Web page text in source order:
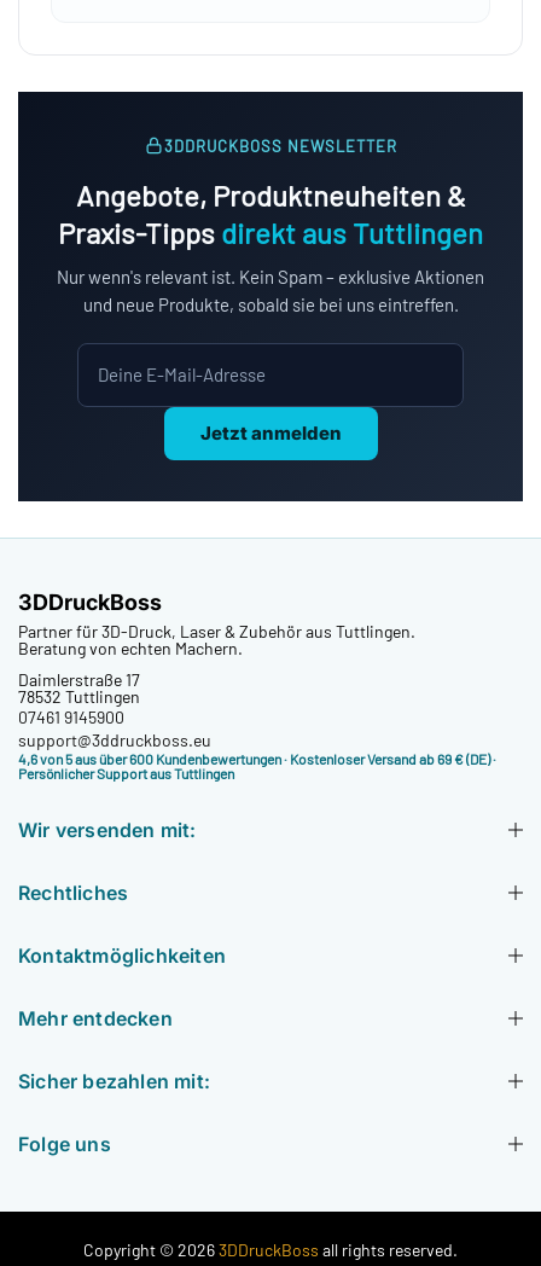
3DDRUCKBOSS NEWSLETTER
Angebote, Produktneuheiten &
Praxis-Tipps direkt aus Tuttlingen
Nur wenn's relevant ist. Kein Spam – exklusive Aktionen
und neue Produkte, sobald sie bei uns eintreffen.
Jetzt anmelden
3DDruckBoss
Partner für 3D-Druck, Laser & Zubehör aus Tuttlingen.
Beratung von echten Machern.
Daimlerstraße 17
78532 Tuttlingen
07461 9145900
support@3ddruckboss.eu
4,6 von 5 aus über 600 Kundenbewertungen· Kostenloser Versand ab 69 € (DE) ·
Persönlicher Support aus Tuttlingen
Wir versenden mit:
Rechtliches
Kontaktmöglichkeiten
Mehr entdecken
Sicher bezahlen mit:
Folge uns
Copyright © 20263DDruckBoss all rights reserved.